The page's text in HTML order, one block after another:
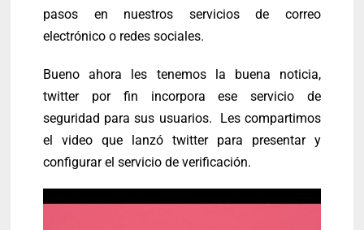
pasos en nuestros servicios de correo
electrónico o redes sociales.
Bueno ahora les tenemos la buena noticia,
twitter por fin incorpora ese servicio de
seguridad para sus usuarios. Les compartimos
el video que lanzó twitter para presentar y
configurar el servicio de verificación.